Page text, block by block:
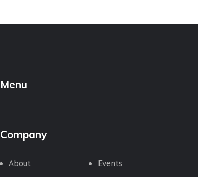
Menu
Company
About
Events